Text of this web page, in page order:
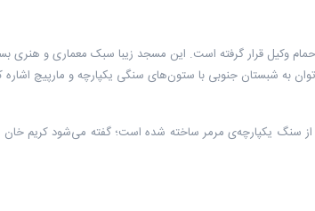
وکیل قرار گرفته است. این مسجد زیبا سبک معماری و هنری
به شبستان جنوبی با ستون‌های سنگی یکپارچه و مارپیچ اشاره